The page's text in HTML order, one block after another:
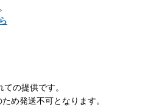
の提供です。
め発送不可となります。